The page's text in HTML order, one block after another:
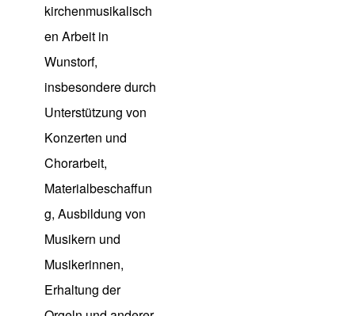
kirchenmusikalisch
en Arbeit in
Wunstorf,
insbesondere durch
Unterstützung von
Konzerten und
Chorarbeit,
Materialbeschaffun
g, Ausbildung von
Musikern und
Musikerinnen,
Erhaltung der